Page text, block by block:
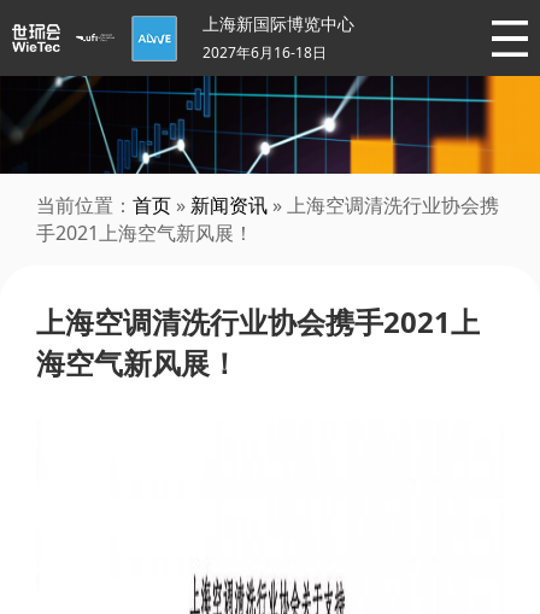
上海新国际博览中心
2027年6月16-18日
当前位置： 首页 » 新闻资讯 » 上海空调清洗行业协会携
手2021上海空气新风展！
上海空调清洗行业协会携手2021上
海空气新风展！